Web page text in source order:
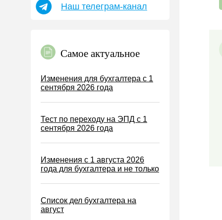
УСН
Земельный налог
Налог на рекламу
Торговый сбор
Туристический налог
Водный налог
Экологический налог
Налог на игорный бизнес
Акцизы
Наш телеграм-канал
Самое актуальное
Изменения для бухгалтера с 1
сентября 2026 года
Тест по переходу на ЭПД с 1
сентября 2026 года
Изменения с 1 августа 2026
года для бухгалтера и не только
Список дел бухгалтера на
август